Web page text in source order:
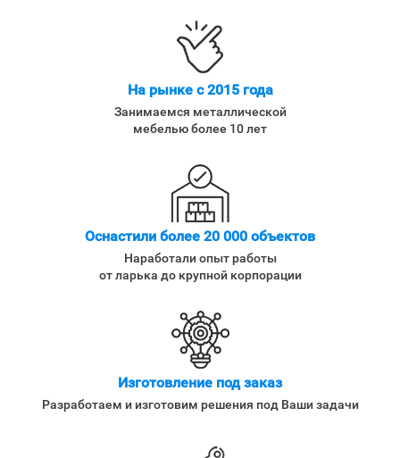
На рынке с 2015 года
Занимаемся металлической
мебелью более 10 лет
Оснастили более 20 000 объектов
Наработали опыт работы
от ларька до крупной корпорации
Изготовление под заказ
Разработаем и изготовим решения под Ваши задачи